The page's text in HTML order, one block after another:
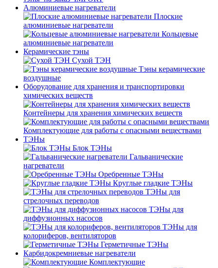
Алюминиевые нагреватели
Плоские
алюминиевые нагреватели
Кольцевые
алюминиевые нагреватели
Керамические тэны
Сухой ТЭН
Тэны керамические
воздушные
Оборудование для хранения и транспортировки
химических веществ
Контейнеры для хранения химических веществ
Комплектующие для работы с опасными веществами
ТЭНы
Блок ТЭНы
Гальванические
нагреватели
Оребренные ТЭНы
Круглые гладкие ТЭНы
ТЭНы для
стрелочных переводов
ТЭНы для
диффузионных насосов
ТЭНы для
колориферов, вентиляторов
Герметичные ТЭНы
Карбидокремниевые нагреватели
Комплектующие